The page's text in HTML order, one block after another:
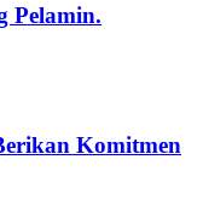
Pelamin.
Komitmen